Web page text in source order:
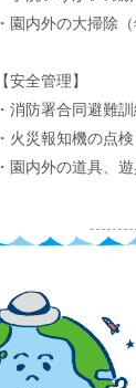
・園内外の大掃除
【安全管理】
・消防署合同避難
・火災報知機の点
・園内外の道具、